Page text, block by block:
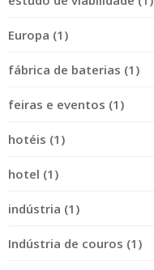
Europa (1)
fábrica de baterias (1)
feiras e eventos (1)
hotéis (1)
hotel (1)
indústria (1)
Indústria de couros (1)